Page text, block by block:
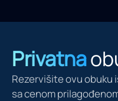
Privatna
Rezervišite ovu obuku
sa cenom